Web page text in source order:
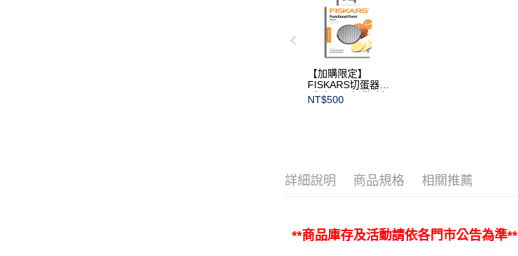
【加購限定】
FISKARS切蛋器
(本商品不提供破損
保證)
NT$500
詳細說明 商品規格 相關推薦
**商品庫存及活動請依各門市公告為準**